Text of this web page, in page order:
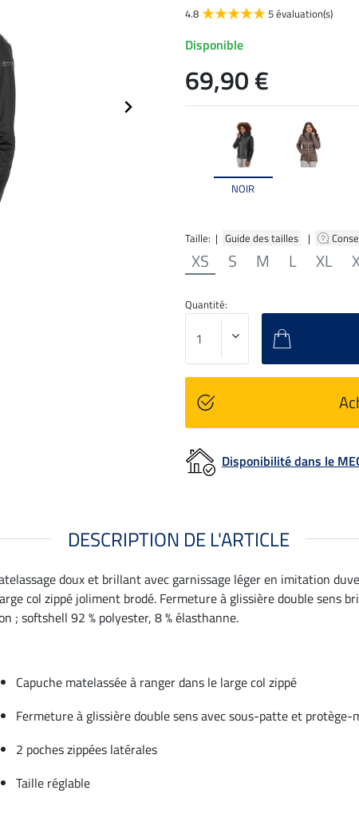
NOIR
Taille: | Guide des tailles |
XS S M L XL
4.8
5 évaluation(s)
Disponible
69,90 €
Quantité:
Disponibilité dans le
DESCRIPTION DE L'ARTICLE
doux et brillant avec garnissage léger en imitation
col zippé joliment brodé. Fermeture à glissière double sens
; softshell 92 % polyester, 8 % élasthanne.
Capuche matelassée à ranger dans le large col zippé
Fermeture à glissière double sens avec sous-patte et protège-
2 poches zippées latérales
Taille réglable